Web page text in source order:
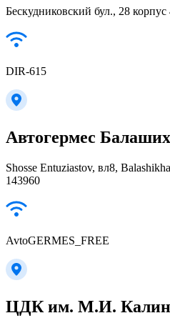
Бескудниковский бул., 28 корпус
DIR-615
Автогермес
Shosse Entuziastov, вл8,
143960
AvtoGERMES_FREE
ЦДК им. М.И.